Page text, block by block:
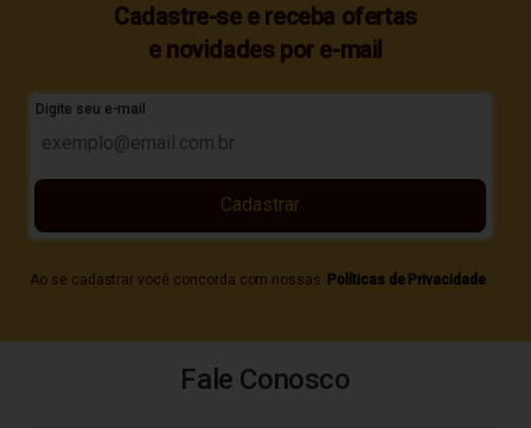
Cadastre-se e receba ofertas
e novidades por e-mail
Digite seu e-mail
Ao se cadastrar você concorda com nossas Políticas de Privacidade
Cadastrar
Fale Conosco